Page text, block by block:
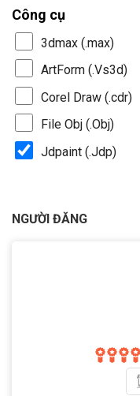
Công cụ
3dmax (.max)
ArtForm (.Vs3d)
Corel Draw (.cdr)
File Obj (.Obj)
Jdpaint (.Jdp)
NGƯỜI ĐĂNG